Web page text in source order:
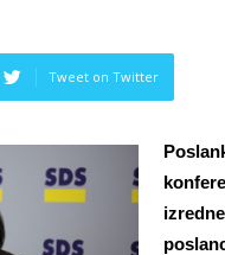
Tweet on Twitter